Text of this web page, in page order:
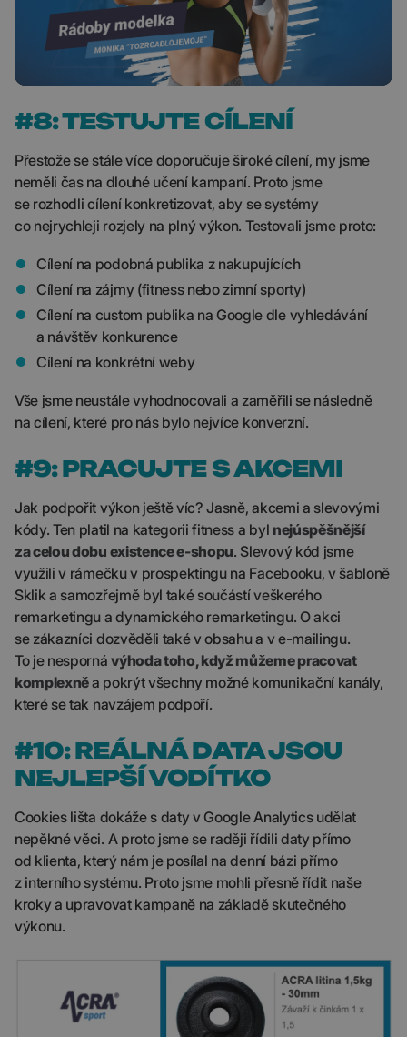
#8: TESTUJTE CÍLENÍ
Přestože se stále více doporučuje široké cílení, my jsme
neměli čas na dlouhé učení kampaní. Proto jsme
se rozhodli cílení konkretizovat, aby se systémy
co nejrychleji rozjely na plný výkon. Testovali jsme proto:
Cílení na podobná publika z nakupujících
Cílení na zájmy (fitness nebo zimní sporty)
Cílení na custom publika na Google dle vyhledávání
a návštěv konkurence
Cílení na konkrétní weby
Vše jsme neustále vyhodnocovali a zaměřili se následně
na cílení, které pro nás bylo nejvíce konverzní.
#9: PRACUJTE S AKCEMI
Jak podpořit výkon ještě víc? Jasně, akcemi a slevovými
kódy. Ten platil na kategorii fitness a byl nejúspěšnější
za celou dobu existence e-shopu. Slevový kód jsme
využili v rámečku v prospektingu na Facebooku, v šabloně
Sklik a samozřejmě byl také součástí veškerého
remarketingu a dynamického remarketingu. O akci
se zákazníci dozvěděli také v obsahu a v e-mailingu.
To je nespornávýhoda toho, když můžeme pracovat
komplexněa pokrýt všechny možné komunikační kanály,
které se tak navzájem podpoří.
#10: REÁLNÁ DATA JSOU
NEJLEPŠÍ VODÍTKO
Cookies lišta dokáže s daty v Google Analytics udělat
nepěkné věci. A proto jsme se raději řídili daty přímo
od klienta, který nám je posílal na denní bázi přímo
z interního systému. Proto jsme mohli přesně řídit naše
kroky a upravovat kampaně na základě skutečného
výkonu.